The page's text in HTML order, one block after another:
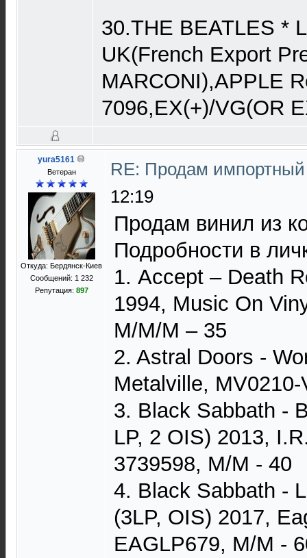
30.THE BEATLES *
UK(French Export
MARCONI),APPLE
7096,EX(+)/VG(OR
yura5161
Ветеран
Откуда: Бердянск-Киев
Сообщений: 1 232
Репутация: 897
RE: Продам
12:19
Продам винил из
Подробности в
1. Accept – Death
1994, Music On
M/M/M – 35
2. Astral Doors -
Metalville,
3. Black Sabbath -
LP, 2 OIS) 2013,
3739598, M/M - 40
4. Black Sabbath -
(3LP, OIS) 2017,
EAGLP679, M/M -